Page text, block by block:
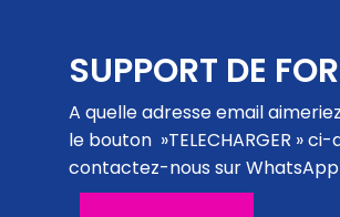
SUPPORT DE
A quelle adresse email
le bouton »TELECHARGER »
contactez-nous sur WhatsApp